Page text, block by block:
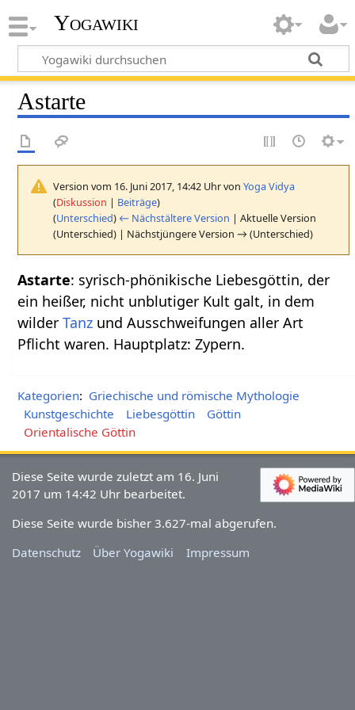
Yogawiki
Astarte
Version vom 16. Juni 2017, 14:42 Uhr vonYoga Vidya
(Diskussion | Beiträge)
(Unterschied) ← Nächstältere Version | Aktuelle Version
(Unterschied) | Nächstjüngere Version → (Unterschied)
Astarte: syrisch-phönikische Liebesgöttin, der
ein heißer, nicht unblutiger Kult galt, in dem
wilderTanz und Ausschweifungen aller Art
Pflicht waren. Hauptplatz: Zypern.
Kategorien: Griechische und römische Mythologie
Kunstgeschichte
Liebesgöttin
Göttin
Orientalische Göttin
Diese Seite wurde zuletzt am 16. Juni
2017 um 14:42 Uhr bearbeitet.
Diese Seite wurde bisher 3.627-mal abgerufen.
Datenschutz
Über Yogawiki Impressum